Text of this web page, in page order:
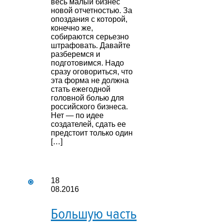
весь малый бизнес
новой отчетностью. За
опоздания с которой,
конечно же,
собираются серьезно
штрафовать. Давайте
разберемся и
подготовимся. Надо
сразу оговориться, что
эта форма не должна
стать ежегодной
головной болью для
российского бизнеса.
Нет — по идее
создателей, сдать ее
предстоит только один
[…]
18
08.2016
Большую часть